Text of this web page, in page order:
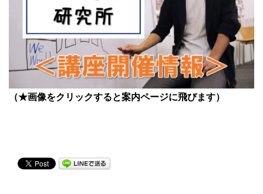
（★画像をクリックすると案内ページに飛びます）